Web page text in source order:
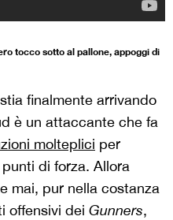
tocco sotto al pallone, appoggi di
finalmente arrivando
è un attaccante che fa
molteplici per
di forza. Allora
mai, pur nella costanza
offensivi dei Gunners,